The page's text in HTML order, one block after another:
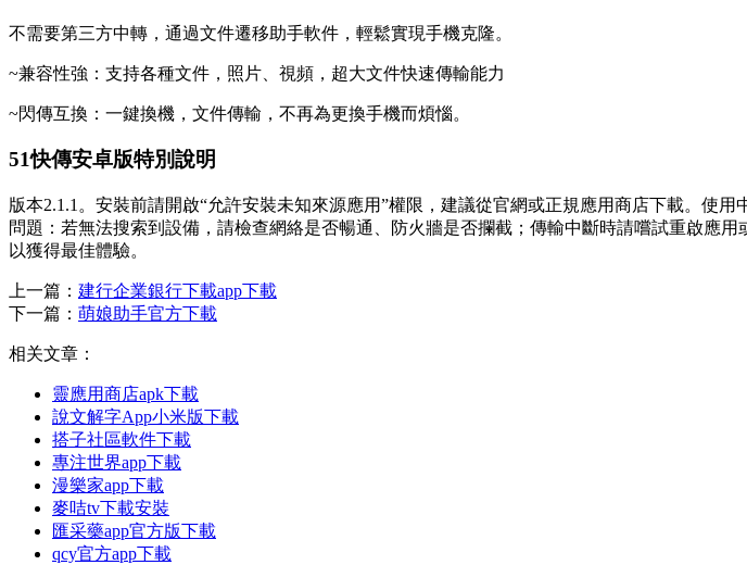
不需要第三方中轉，通過文件遷移助手軟件，輕鬆實現手機克隆。
~兼容性強：支持各種文件，照片、視頻，超大文件快速傳輸能力
~閃傳互換：一鍵換機，文件傳輸，不再為更換手機而煩惱。
51快傳安卓版特別說明
版本2.1.1。安裝前請開啟“允許安裝未知來源應用”權限，建議從官網或正規應用商店下載。使
問題：若無法搜索到設備，請檢查網絡是否暢通、防火牆是否攔截；傳輸中斷時請嚐試重啟應
以獲得最佳體驗。
上一篇： 建行企業銀行下載app下載
下一篇： 萌娘助手官方下載
相关文章：
靈應用商店apk下載
說文解字App小米版下載
搭子社區軟件下載
專注世界app下載
漫樂家app下載
麥咭tv下載安裝
匯采藥app官方版下載
qcy官方app下載